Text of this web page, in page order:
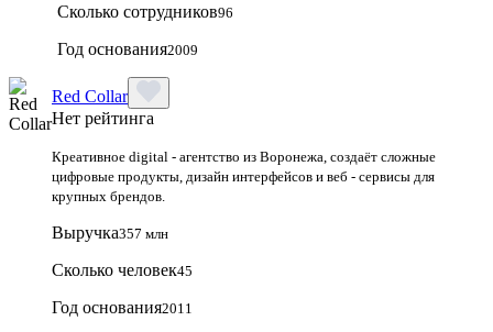
Сколько сотрудников96
Год основания2009
Red Collar
Нет рейтинга
Креативное digital - агентство из Воронежа, создаёт сложные
цифровые продукты, дизайн интерфейсов и веб - сервисы для
крупных брендов.
Выручка357 млн
Сколько человек45
Год основания2011